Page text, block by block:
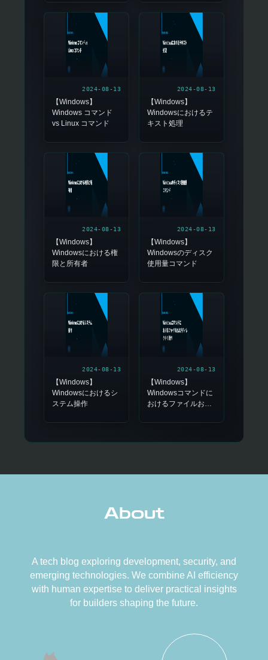
ログファイル管理
2024-08-13
【Windows】
Windows コマンド
vs Linux コマンド
2024-08-13
【Windows】
Windowsにおけるテ
キスト処理
2024-08-13
【Windows】
Windowsにおける権
限と所有者
2024-08-13
【Windows】
Windowsのディスク
使用量コマンド
2024-08-13
【Windows】
Windowsにおけるシ
ステム操作
2024-08-13
【Windows】
Windowsコマンドに
おけるファイルおよ
About
A tech blog exploring development, security, and
emerging technologies. We combine AI efficiency
with human expertise to deliver practical insights
for builders shaping the future.